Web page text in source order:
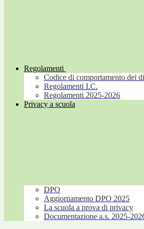
Regolamenti
Codice di comportamento dei
Regolamenti I.C.
Regolamenti 2025-2026
Privacy a scuola
DPO
Aggiornamento DPO 2025
La scuola a prova di privacy
Documentazione a.s. 2025-